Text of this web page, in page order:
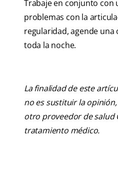
Trabaje en conjunto con
problemas con la
regularidad, agende
toda la noche.
La finalidad de este
no es sustituir la
otro proveedor de salud
tratamiento médico.